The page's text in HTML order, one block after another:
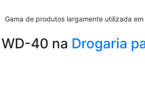
Gama de produtos largamente utilizada
WD-40 na Drogaria